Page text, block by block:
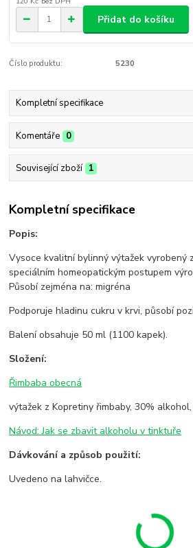
Přidat do košíku
Číslo produktu: 5230
Kompletní specifikace
Komentáře 0
Související zboží 1
Kompletní specifikace
Popis:
Vysoce kvalitní bylinný výtažek vyrobený
speciálním homeopatickým postupem
Působí zejména na: migréna
Podporuje hladinu cukru v krvi, působí
Balení obsahuje 50 ml (1100 kapek).
Složení:
Řimbaba obecná
výtažek z Kopretiny řimbaby, 30%
Návod: Jak se zbavit alkoholu v tinktuře
Dávkování a způsob použití:
Uvedeno na lahvičce.